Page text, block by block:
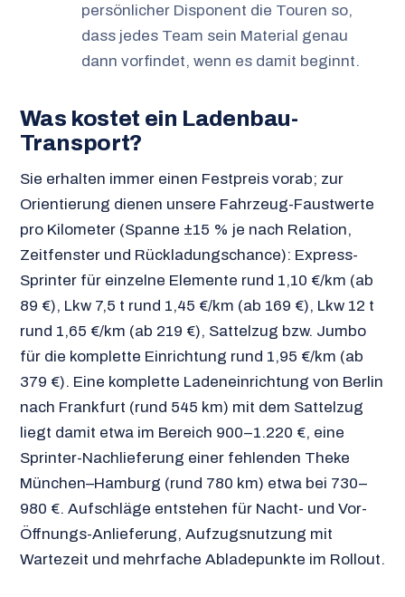
persönlicher Disponent die Touren so,
dass jedes Team sein Material genau
dann vorfindet, wenn es damit beginnt.
Was kostet ein Ladenbau-
Transport?
Sie erhalten immer einen Festpreis vorab; zur
Orientierung dienen unsere Fahrzeug-Faustwerte
pro Kilometer (Spanne ±15 % je nach Relation,
Zeitfenster und Rückladungschance): Express-
Sprinter für einzelne Elemente rund 1,10 €/km (ab
89 €), Lkw 7,5 t rund 1,45 €/km (ab 169 €), Lkw 12 t
rund 1,65 €/km (ab 219 €), Sattelzug bzw. Jumbo
für die komplette Einrichtung rund 1,95 €/km (ab
379 €). Eine komplette Ladeneinrichtung von Berlin
nach Frankfurt (rund 545 km) mit dem Sattelzug
liegt damit etwa im Bereich 900–1.220 €, eine
Sprinter-Nachlieferung einer fehlenden Theke
München–Hamburg (rund 780 km) etwa bei 730–
980 €. Aufschläge entstehen für Nacht- und Vor-
Öffnungs-Anlieferung, Aufzugsnutzung mit
Wartezeit und mehrfache Abladepunkte im Rollout.